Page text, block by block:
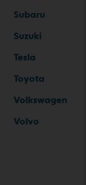
Subaru
Suzuki
Tesla
Toyota
Volkswagen
Volvo